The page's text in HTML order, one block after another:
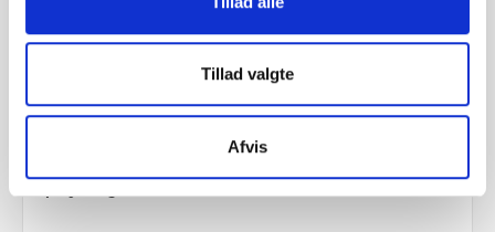
Tillad valgte
Afvis
puljer og tilskud